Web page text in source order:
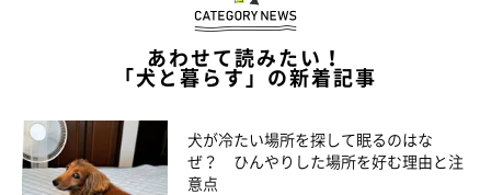
あわせて読みたい！
「犬と暮らす」の新着記事
犬が冷たい場所を探して眠るのはな
ぜ？ ひんやりした場所を好む理由と注
意点